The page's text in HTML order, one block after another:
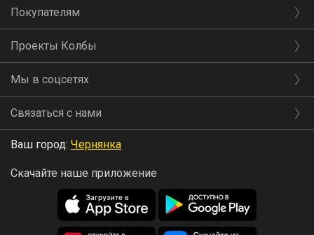
Покупателям
Проекты Колбы
Мы в соцсетях
Связаться с нами
Ваш город: Чернянка
Скачайте наше приложение